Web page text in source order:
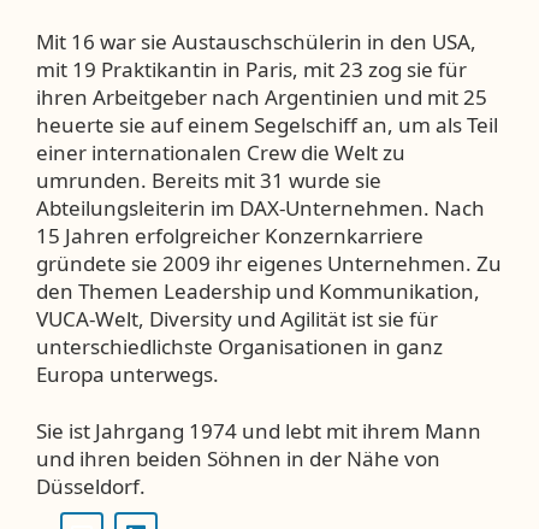
Mit 16 war sie Austauschschülerin in den USA,
mit 19 Praktikantin in Paris, mit 23 zog sie für
ihren Arbeitgeber nach Argentinien und mit 25
heuerte sie auf einem Segelschiff an, um als Teil
einer internationalen Crew die Welt zu
umrunden. Bereits mit 31 wurde sie
Abteilungsleiterin im DAX-Unternehmen. Nach
15 Jahren erfolgreicher Konzernkarriere
gründete sie 2009 ihr eigenes Unternehmen. Zu
den Themen Leadership und Kommunikation,
VUCA-Welt, Diversity und Agilität ist sie für
unterschiedlichste Organisationen in ganz
Europa unterwegs.
Sie ist Jahrgang 1974 und lebt mit ihrem Mann
und ihren beiden Söhnen in der Nähe von
Düsseldorf.